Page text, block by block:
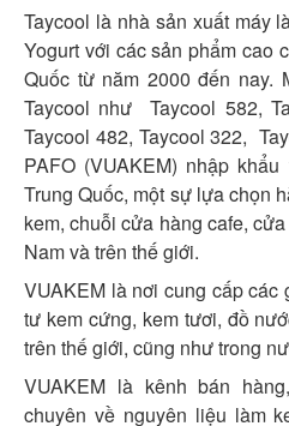
Taycool là nhà sản xuất máy
Yogurt với các sản phẩm cao
Quốc từ năm 2000 đến nay.
Taycool như Taycool 582,
Taycool 482, Taycool 322,
PAFO (VUAKEM) nhập
Trung Quốc, một sự lựa chọn
kem, chuỗi cửa hàng cafe,
Nam và trên thế giới.
VUAKEM là nơi cung cấp các
tư kem cứng, kem tươi, đồ
trên thế giới, cũng như trong
VUAKEM là kênh bán
chuyên về nguyên liệu làm